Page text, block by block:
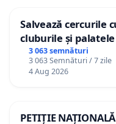
Salvează cercurile
cluburile și
3 063 semnături
3 063 Semnături / 7 zile
4 Aug 2026
PETIȚIE